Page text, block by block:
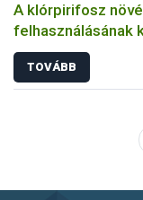
A klórpirifosz
felhasználásának
TOVÁBB